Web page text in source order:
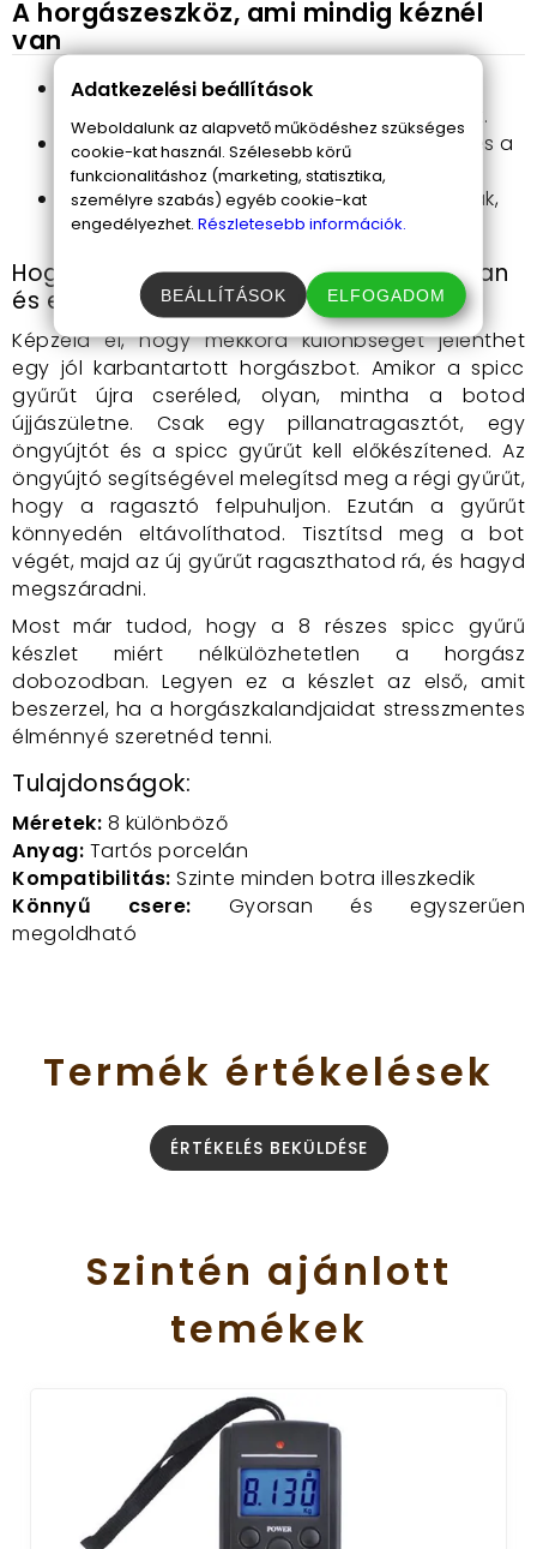
A horgászeszköz, ami mindig kéznél
van
Univerzális design:Különféle botokra
alkalmas, így mindig akad megfelelő méret.
Egyszerű csere: Csak pár eszköz szükséges a
gyűrűk cseréjéhez.
Tartós kivitel:Ellenáll a külső behatásoknak,
így hosszabb ideig használható.
Hogyan cseréld le a spicc gyűrűt gyorsan
és egyszerűen
Képzeld el, hogy mekkora különbséget jelenthet
egy jól karbantartott horgászbot. Amikor a spicc
gyűrűt újra cseréled, olyan, mintha a botod
újjászületne. Csak egy pillanatragasztót, egy
öngyújtót és a spicc gyűrűt kell előkészítened. Az
öngyújtó segítségével melegítsd meg a régi gyűrűt,
hogy a ragasztó felpuhuljon. Ezután a gyűrűt
könnyedén eltávolíthatod. Tisztítsd meg a bot
végét, majd az új gyűrűt ragaszthatod rá, és hagyd
megszáradni.
Most már tudod, hogy a 8 részes spicc gyűrű
készlet miért nélkülözhetetlen a horgász
dobozodban. Legyen ez a készlet az első, amit
beszerzel, ha a horgászkalandjaidat stresszmentes
élménnyé szeretnéd tenni.
Tulajdonságok:
Méretek: 8 különböző
Anyag: Tartós porcelán
Kompatibilitás: Szinte minden botra illeszkedik
Könnyű csere: Gyorsan és egyszerűen
megoldható
Termék értékelések
ÉRTÉKELÉS BEKÜLDÉSE
Szintén ajánlott
temékek
Adatkezelési beállítások
Weboldalunk az alapvető működéshez szükséges
cookie-kat használ. Szélesebb körű
funkcionalitáshoz (marketing, statisztika,
személyre szabás) egyéb cookie-kat
engedélyezhet. Részletesebb információk.
BEÁLLÍTÁSOK ELFOGADOM